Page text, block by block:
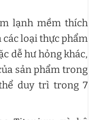
lạnh mềm thích
loại thực phẩm
dễ hư hỏng khác,
sản phẩm trong
duy trì trong 7